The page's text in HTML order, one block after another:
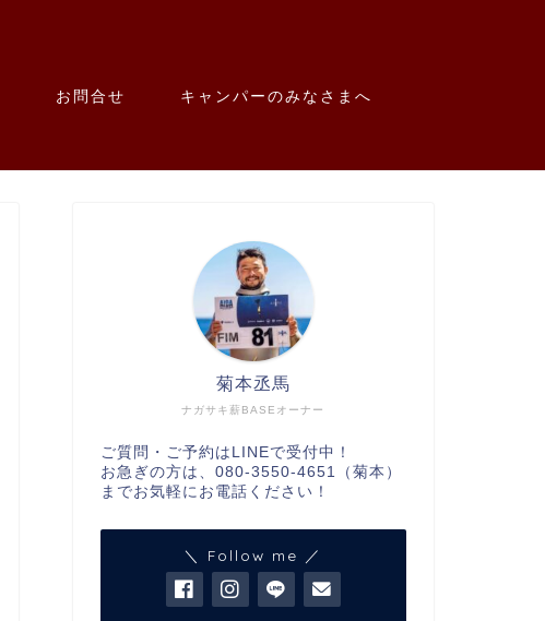
お問合せ キャンパーのみなさまへ
ナガサキ薪BASEオーナー
菊本丞馬
ご質問・ご予約はLINEで受付中！
お急ぎの方は、080-3550-4651（菊本）
までお気軽にお電話ください！
＼ Follow me ／